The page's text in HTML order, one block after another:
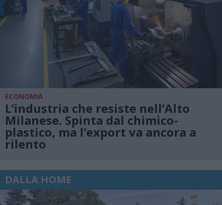
ECONOMIA
L’industria che resiste nell’Alto
Milanese. Spinta dal chimico-
plastico, ma l’export va ancora a
rilento
DALLA HOME